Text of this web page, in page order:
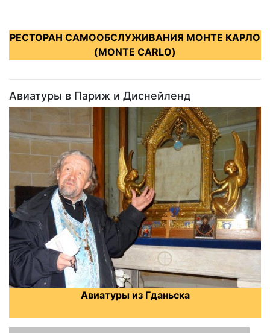
РЕСТОРАН САМООБСЛУЖИВАНИЯ МОНТЕ КАРЛО
(MONTE CARLO)
Авиатуры в Париж и Диснейленд
Авиатуры из Гданьска